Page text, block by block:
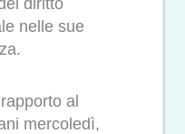
diritto
nelle sue
al
mercoledì,